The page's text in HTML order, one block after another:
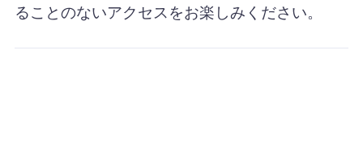
ることのないアクセスをお楽しみください。